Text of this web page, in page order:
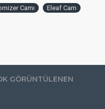
Camı
Eleaf Cam
GÖRÜNTÜLENEN